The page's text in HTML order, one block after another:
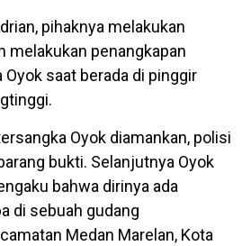
pihaknya melakukan
melakukan penangkapan
saat berada di pinggir
Oyok diamankan, polisi
bukti. Selanjutnya Oyok
bahwa dirinya ada
di sebuah gudang
Medan Marelan, Kota